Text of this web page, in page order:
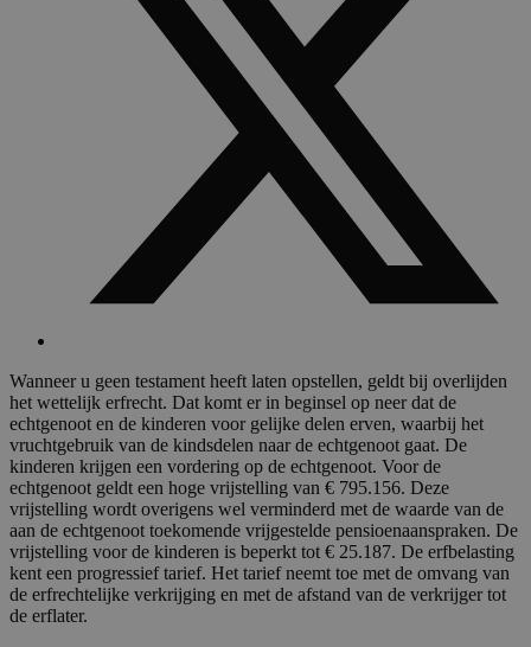
Wanneer u geen testament heeft laten opstellen, geldt bij overlijden
het wettelijk erfrecht. Dat komt er in beginsel op neer dat de
echtgenoot en de kinderen voor gelijke delen erven, waarbij het
vruchtgebruik van de kindsdelen naar de echtgenoot gaat. De
kinderen krijgen een vordering op de echtgenoot. Voor de
echtgenoot geldt een hoge vrijstelling van € 795.156. Deze
vrijstelling wordt overigens wel verminderd met de waarde van de
aan de echtgenoot toekomende vrijgestelde pensioenaanspraken. De
vrijstelling voor de kinderen is beperkt tot € 25.187. De erfbelasting
kent een progressief tarief. Het tarief neemt toe met de omvang van
de erfrechtelijke verkrijging en met de afstand van de verkrijger tot
de erflater.